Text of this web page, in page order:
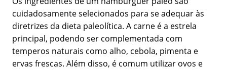
cuidadosamente selecionados para se adequar às
diretrizes da dieta paleolítica. A carne é a estrela
principal, podendo ser complementada com
temperos naturais como alho, cebola, pimenta e
ervas frescas. Além disso, é comum utilizar ovos e